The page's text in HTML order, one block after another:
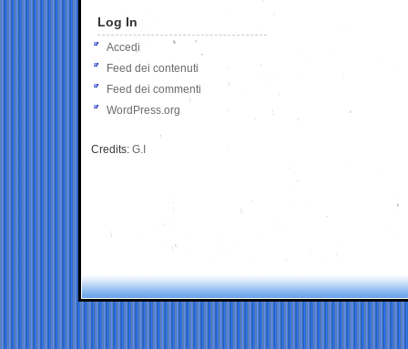
Log In
Accedi
Feed dei contenuti
Feed dei commenti
WordPress.org
Credits: G.I